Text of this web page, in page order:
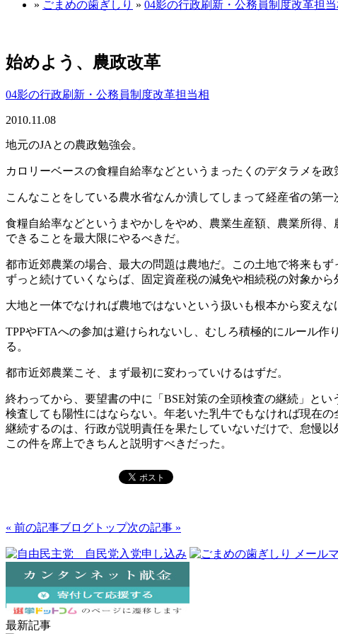
» ごまめの歯ぎしり » 04影の行政刷新・公務員制度改革担当
始めよう、農政改革
04影の行政刷新・公務員制度改革担当相
2010.11.08
地元のJAとの農政勉強会。
カロリーベースの食糧自給率などというまったくのデタラメを
こんなことをしている農水省なんか潰してしまって経産省の第
食糧自給率などというまやかしをやめ、農業生産額、農業所得
できることを最大限にやるべきだ。
都市近郊農業の場合、最大の問題は農地だ。この土地で将来も
ずっと続けていくならば、固定資産税の減免や相続税の対象か
大地と一体でなければ農地ではないという扱いも根本から変え
TPPやFTAへの参加は避けられないし、むしろ積極的にルール
る。
都市近郊農業こそ、まず最初に変わっていけるはずだ。
終わってから、要望書の中に「BSE対策の全頭検査の継続」と
検査しても陽性にはならない。年老いた乳牛でもなければ現在
継続するのは、行政が説明責任を果たしていないだけで、怠慢以
この件を席上できちんと説明すべきだった。
« 前の記事ブログトップ次の記事 »
最新記事